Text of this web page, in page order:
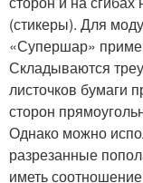
(стикеры). Для
«Супершар»
Складываются
листочков бумаги
сторон
Однако можно
разрезанные
иметь